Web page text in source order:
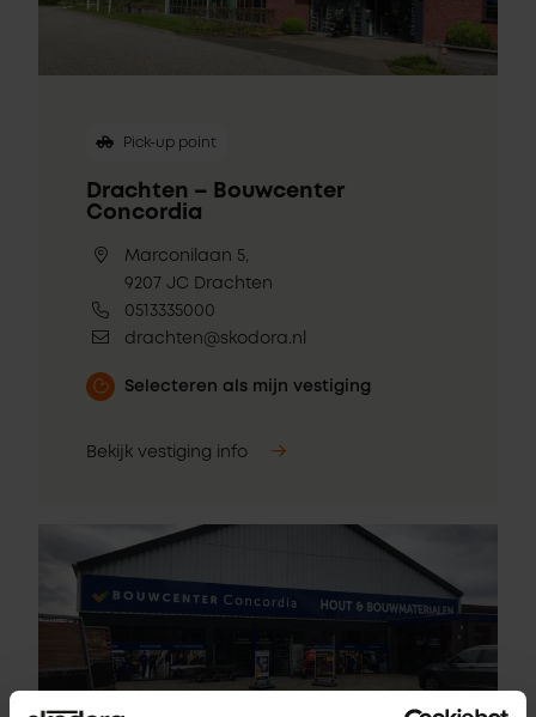
Pick-up point
Drachten – Bouwcenter
Concordia
Marconilaan 5,
9207 JC Drachten
0513335000
drachten@skodora.nl
Selecteren als mijn vestiging
Bekijk vestiging info